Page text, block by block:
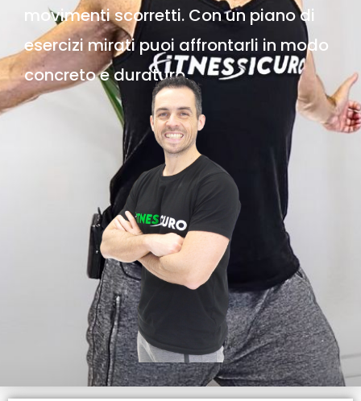
movimenti scorretti. Con un piano di
esercizi mirati puoi affrontarli in modo
concreto e duraturo.